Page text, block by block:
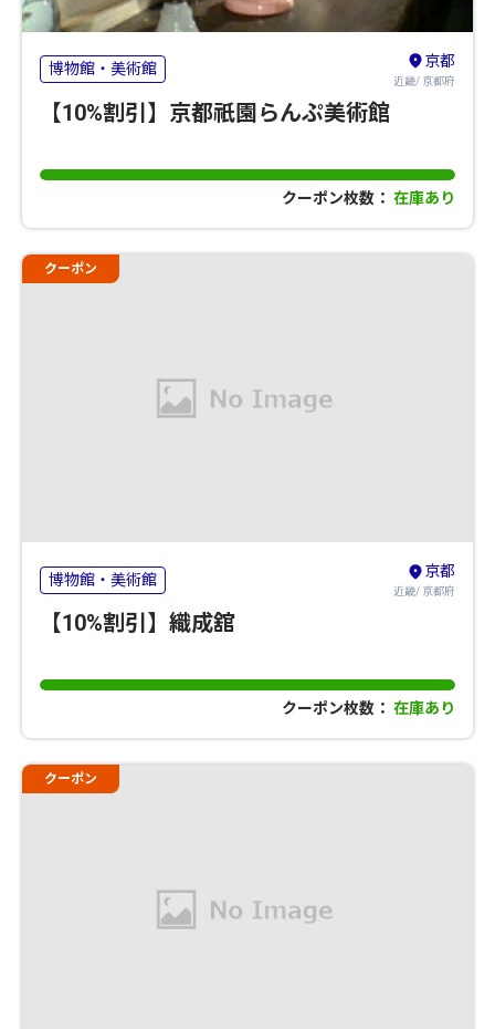
博物館・美術館 京都
近畿/ 京都府
【10%割引】京都祇園らんぷ美術館
クーポン枚数： 在庫あり
クーポン
博物館・美術館 京都
近畿/ 京都府
【10%割引】織成舘
クーポン枚数： 在庫あり
クーポン